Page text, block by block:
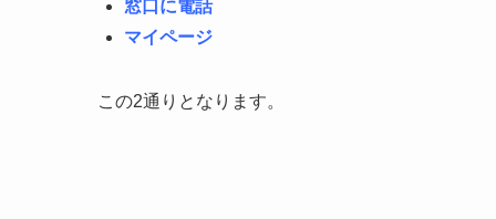
窓口に電話
マイページ
この2通りとなります。